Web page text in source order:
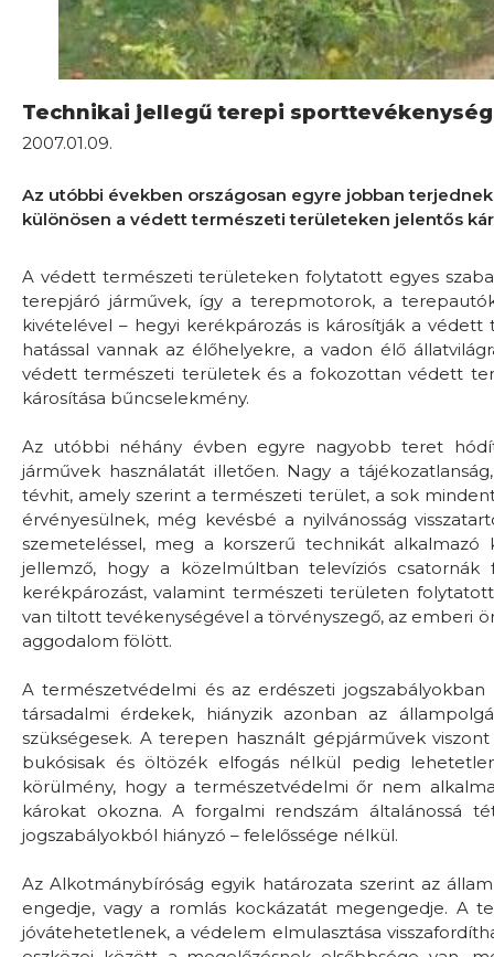
Technikai jellegű terepi
2007.01.09.
Az utóbbi években országosan egyre jobban
különösen a védett természeti területeken jelentős
A védett természeti területeken folytatott egyes
terepjáró járművek, így a terepmotorok, a
kivételével – hegyi kerékpározás is károsítják a
hatással vannak az élőhelyekre, a vadon élő
védett természeti területek és a fokozottan védett
károsítása bűncselekmény.
Az utóbbi néhány évben egyre nagyobb teret
járművek használatát illetően. Nagy a
tévhit, amely szerint a természeti terület, a sok
érvényesülnek, még kevésbé a nyilvánosság
szemeteléssel, meg a korszerű technikát alkalmazó
jellemző, hogy a közelmúltban televíziós
kerékpározást, valamint természeti területen
van tiltott tevékenységével a törvényszegő, az emberi
aggodalom fölött.
A természetvédelmi és az erdészeti
társadalmi érdekek, hiányzik azonban az
szükségesek. A terepen használt gépjárművek
bukósisak és öltözék elfogás nélkül pedig
körülmény, hogy a természetvédelmi őr nem
károkat okozna. A forgalmi rendszám
jogszabályokból hiányzó – felelőssége nélkül.
Az Alkotmánybíróság egyik határozata szerint az
engedje, vagy a romlás kockázatát megengedje. A
jóvátehetetlenek, a védelem elmulasztása